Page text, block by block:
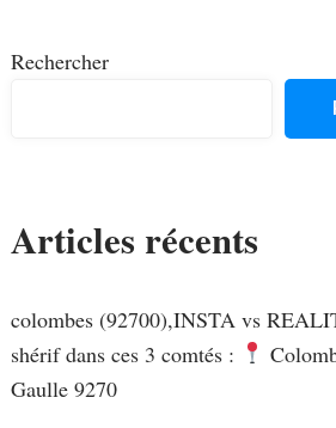
Rechercher
Articles récents
colombes (92700),INSTA vs
shérif dans ces 3 comtés :
Gaulle 9270